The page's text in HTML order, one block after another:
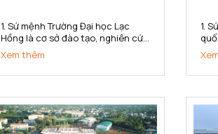
1. Sứ mệnh Trường Đại học Lạc
Hồng là cơ sở đào tạo, nghiên cứu
khoa học ứng dụng, chuyển giao
công nghệ đáp ứng nhu cầu xã
hội. Trường cung cấp nguồn nhân
lực và phẩm chất phục vụ sự
nghiệp...
Xem thêm
1.
về
đại